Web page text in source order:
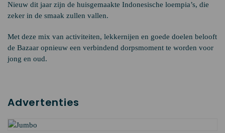
Nieuw dit jaar zijn de huisgemaakte Indonesische loempia’s, die
zeker in de smaak zullen vallen.
Met deze mix van activiteiten, lekkernijen en goede doelen belooft
de Bazaar opnieuw een verbindend dorpsmoment te worden voor
jong en oud.
Advertenties